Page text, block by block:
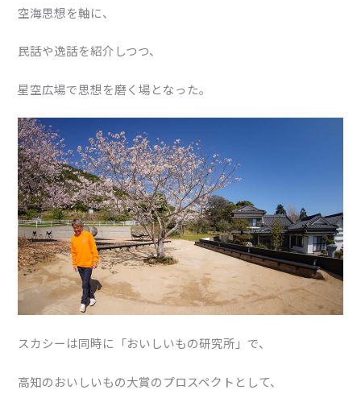
空海思想を軸に、
民話や逸話を紹介しつつ、
星空広場で思想を磨く場となった。
スカシーは同時に「おいしいもの研究所」で、
高知のおいしいもの大賞のプロスペクトとして、